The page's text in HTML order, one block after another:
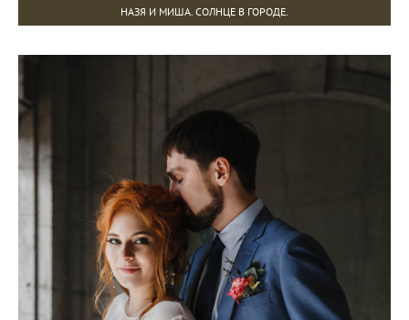
НАЗЯ И МИША. СОЛНЦЕ В ГОРОДЕ.